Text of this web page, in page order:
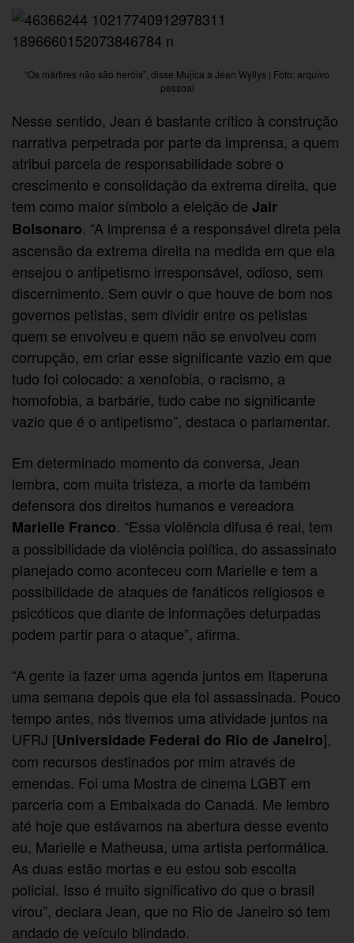
“Os mártires não são heróis”, disse Mujica a Jean Wyllys | Foto: arquivo
pessoal
Nesse sentido, Jean é bastante crítico à construção
narrativa perpetrada por parte da imprensa, a quem
atribui parcela de responsabilidade sobre o
crescimento e consolidação da extrema direita, que
tem como maior símbolo a eleição deJair
Bolsonaro. “A imprensa é a responsável direta pela
ascensão da extrema direita na medida em que ela
ensejou o antipetismo irresponsável, odioso, sem
discernimento. Sem ouvir o que houve de bom nos
governos petistas, sem dividir entre os petistas
quem se envolveu e quem não se envolveu com
corrupção, em criar esse significante vazio em que
tudo foi colocado: a xenofobia, o racismo, a
homofobia, a barbárie, tudo cabe no significante
vazio que é o antipetismo”, destaca o parlamentar.
Em determinado momento da conversa, Jean
lembra, com muita tristeza, a morte da também
defensora dos direitos humanos e vereadora
Marielle Franco. “Essa violência difusa é real, tem
a possibilidade da violência política, do assassinato
planejado como aconteceu com Marielle e tem a
possibilidade de ataques de fanáticos religiosos e
psicóticos que diante de informações deturpadas
podem partir para o ataque”, afirma.
“A gente ia fazer uma agenda juntos em Itaperuna
uma semana depois que ela foi assassinada. Pouco
tempo antes, nós tivemos uma atividade juntos na
UFRJ [Universidade Federal do Rio de Janeiro],
com recursos destinados por mim através de
emendas. Foi uma Mostra de cinema LGBT em
parceria com a Embaixada do Canadá. Me lembro
até hoje que estávamos na abertura desse evento
eu, Marielle e Matheusa, uma artista performática.
As duas estão mortas e eu estou sob escolta
policial. Isso é muito significativo do que o brasil
virou”, declara Jean, que no Rio de Janeiro só tem
andado de veículo blindado.